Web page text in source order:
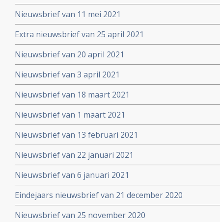
Nieuwsbrief van 11 mei 2021
Extra nieuwsbrief van 25 april 2021
Nieuwsbrief van 20 april 2021
Nieuwsbrief van 3 april 2021
Nieuwsbrief van 18 maart 2021
Nieuwsbrief van 1 maart 2021
Nieuwsbrief van 13 februari 2021
Nieuwsbrief van 22 januari 2021
Nieuwsbrief van 6 januari 2021
Eindejaars nieuwsbrief van 21 december 2020
Nieuwsbrief van 25 november 2020